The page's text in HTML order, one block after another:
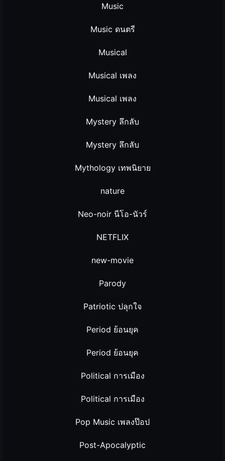
Music
Music ดนตรี
Musical
Musical เพลง
Musical เพลง
Mystery ลึกลับ
Mystery ลึกลับ
Mythology เทพนิยาย
nature
Neo-noir นีโอ-นัวร์
NETFLIX
new-movie
Parody
Patriotic ปลุกใจ
Period ย้อนยุค
Period ย้อนยุค
Political การเมือง
Political การเมือง
Pop Music เพลงป๊อป
Post-Apocalyptic